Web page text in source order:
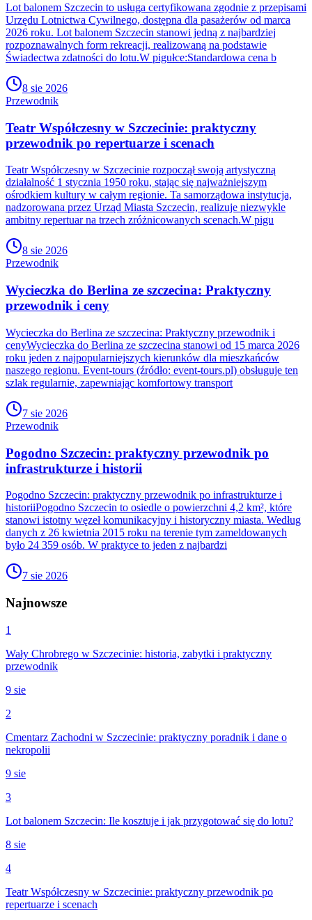
Lot balonem Szczecin to usługa certyfikowana zgodnie z przepisami
Urzędu Lotnictwa Cywilnego, dostępna dla pasażerów od marca
2026 roku. Lot balonem Szczecin stanowi jedną z najbardziej
rozpoznawalnych form rekreacji, realizowaną na podstawie
Świadectwa zdatności do lotu.W pigułce:Standardowa cena b
8 sie 2026
Przewodnik
Teatr Współczesny w Szczecinie: praktyczny
przewodnik po repertuarze i scenach
Teatr Współczesny w Szczecinie rozpoczął swoją artystyczną
działalność 1 stycznia 1950 roku, stając się najważniejszym
ośrodkiem kultury w całym regionie. Ta samorządowa instytucja,
nadzorowana przez Urząd Miasta Szczecin, realizuje niezwykle
ambitny repertuar na trzech zróżnicowanych scenach.W pigu
8 sie 2026
Przewodnik
Wycieczka do Berlina ze szczecina: Praktyczny
przewodnik i ceny
Wycieczka do Berlina ze szczecina: Praktyczny przewodnik i
cenyWycieczka do Berlina ze szczecina stanowi od 15 marca 2026
roku jeden z najpopularniejszych kierunków dla mieszkańców
naszego regionu. Event-tours (źródło: event-tours.pl) obsługuje ten
szlak regularnie, zapewniając komfortowy transport
7 sie 2026
Przewodnik
Pogodno Szczecin: praktyczny przewodnik po
infrastrukturze i historii
Pogodno Szczecin: praktyczny przewodnik po infrastrukturze i
historiiPogodno Szczecin to osiedle o powierzchni 4,2 km², które
stanowi istotny węzeł komunikacyjny i historyczny miasta. Według
danych z 26 kwietnia 2015 roku na terenie tym zameldowanych
było 24 359 osób. W praktyce to jeden z najbardzi
7 sie 2026
Najnowsze
1
Wały Chrobrego w Szczecinie: historia, zabytki i praktyczny
przewodnik
9 sie
2
Cmentarz Zachodni w Szczecinie: praktyczny poradnik i dane o
nekropolii
9 sie
3
Lot balonem Szczecin: Ile kosztuje i jak przygotować się do lotu?
8 sie
4
Teatr Współczesny w Szczecinie: praktyczny przewodnik po
repertuarze i scenach